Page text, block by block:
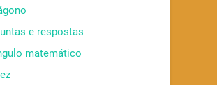
e respostas
matemático